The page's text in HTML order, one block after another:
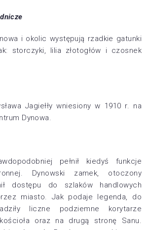
i okolic występują rzadkie gatunki
storczyki, lilia złotogłów i czosnek
Jagiełły wniesiony w 1910 r. na
Dynowa.
pełnił kiedyś funkcje
Dynowski zamek, otoczony
dostępu do szlaków handlowych
miasto. Jak podaje legenda, do
liczne podziemne korytarze
oraz na drugą stronę Sanu.